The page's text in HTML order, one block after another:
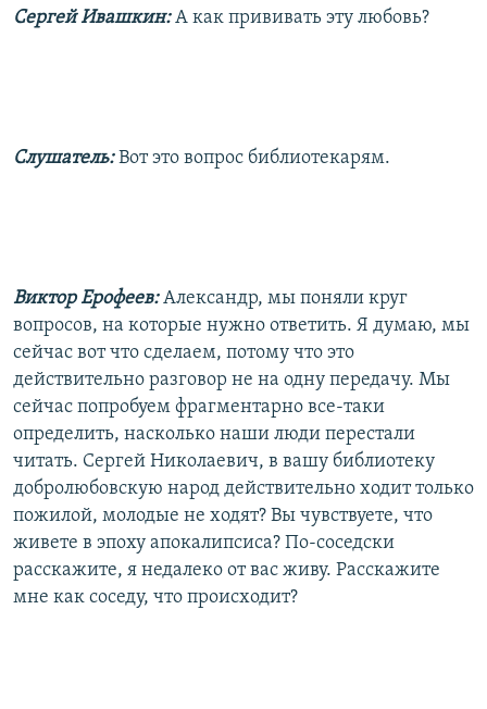
Сергей Ивашкин: А как прививать эту любовь?
Слушатель: Вот это вопрос библиотекарям.
Виктор Ерофеев: Александр, мы поняли круг
вопросов, на которые нужно ответить. Я думаю, мы
сейчас вот что сделаем, потому что это
действительно разговор не на одну передачу. Мы
сейчас попробуем фрагментарно все-таки
определить, насколько наши люди перестали
читать. Сергей Николаевич, в вашу библиотеку
добролюбовскую народ действительно ходит только
пожилой, молодые не ходят? Вы чувствуете, что
живете в эпоху апокалипсиса? По-соседски
расскажите, я недалеко от вас живу. Расскажите
мне как соседу, что происходит?